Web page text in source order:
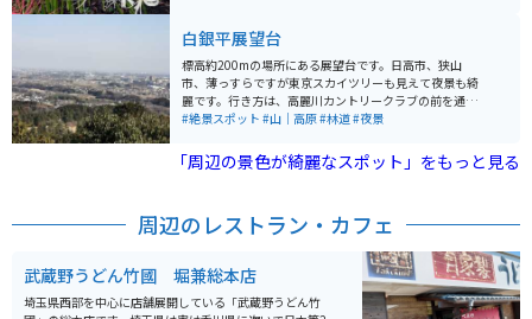
美しい景色を楽しむことができます。
白銀平展望台
標高約200mの場所にある展望台です。日高市、狭山
市、薄っすらですが東京スカイツリーも見えて夜景も綺
麗です。行き方は、高麗川カントリークラブの前を通り
過ぎて暫く行くと白銀平展望台の立札があるのでその脇
では狭いながらも舗装道路があり、車やバイクでその東
屋まで行く事が可能です。そこには小さな無料駐車スペ
絶景スポットになります。トイレは無いので何処かで済
#絶景スポット #山｜高原#林道#夜景
「周辺の景色が綺麗なスポット」をもっと見る
周辺のレストラン・カフェ
武蔵野うどん竹國 堀兼総本店
埼玉県西部を中心に店舗展開している「武蔵野うどん竹